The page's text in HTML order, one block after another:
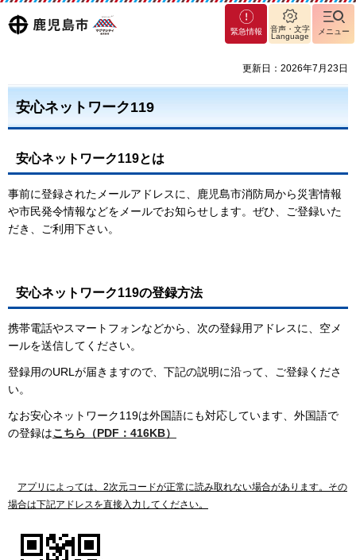
鹿児島
マグ
マシ
島市
緊急情報
音声・文字
Language
メニュー
更新日：2026年7月23日
安心ネットワーク119
安心ネットワーク119とは
事前に登録されたメールアドレスに、鹿児島市消防局から災害情報
や市民発令情報などをメールでお知らせします。ぜひ、ご登録いた
だき、ご利用下さい。
安心ネットワーク119の登録方法
携帯電話やスマートフォンなどから、次の登録用アドレスに、空メ
ールを送信してください。
登録用のURLが届きますので、下記の説明に沿って、ご登録くださ
い。
なお安心ネットワーク119は外国語にも対応しています、外国語で
の登録はこちら（PDF：416KB）
アプリによっては、2次元コードが正常に読み取れない場合があります。その
場合は下記アドレスを直接入力してください。